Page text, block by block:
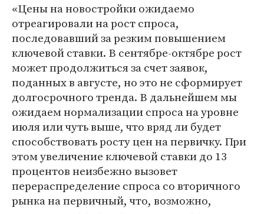
«Цены на новостройки ожидаемо
отреагировали на рост спроса,
последовавший за резким повышением
ключевой ставки. В сентябре-октябре рост
может продолжиться за счет заявок,
поданных в августе, но это не сформирует
долгосрочного тренда. В дальнейшем мы
ожидаем нормализации спроса на уровне
июля или чуть выше, что вряд ли будет
способствовать росту цен на первичку. При
этом увеличение ключевой ставки до 13
процентов неизбежно вызовет
перераспределение спроса со вторичного
рынка на первичный, что, возможно,